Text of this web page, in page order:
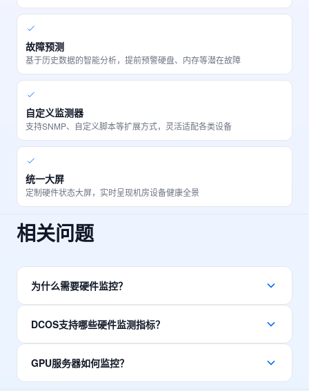
故障预测
基于历史数据的智能分析，提前预警硬盘、内存等潜在故障
自定义监测器
支持SNMP、自定义脚本等扩展方式，灵活适配各类设备
统一大屏
定制硬件状态大屏，实时呈现机房设备健康全景
相关问题
为什么需要硬件监控？
以在硬盘损坏、内存故障、风扇失效等问题发生前及时预警，
避免业务中断。硬件监控还能帮助优化数据中心能效，延长设
备寿命。
DCOS支持哪些硬件监测指标？
硬盘、环境温度）、风扇转速和转速控制、电源状态和功耗、
电压监控（12V、5V、3.3V等）、硬盘SMART状态、内存
GPU服务器如何监控？